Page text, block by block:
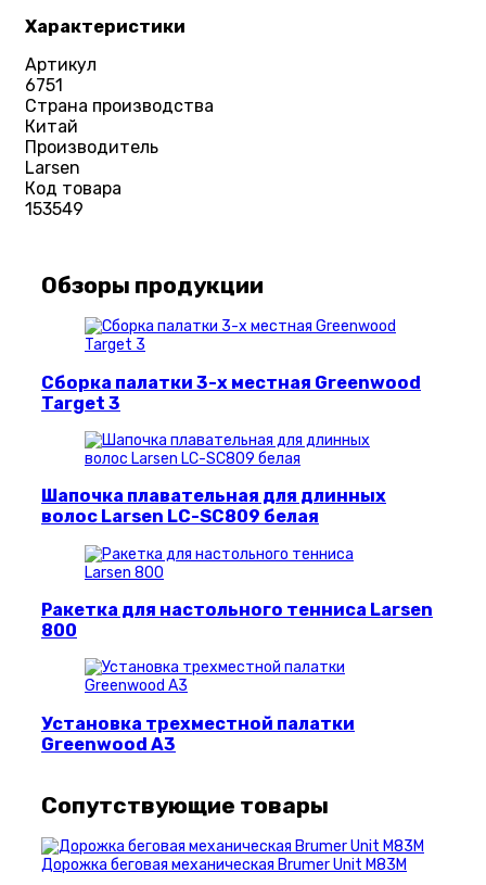
Характеристики
Артикул
6751
Страна производства
Китай
Производитель
Larsen
Код товара
153549
Обзоры продукции
Сборка палатки 3-х местная Greenwood
Target 3
Шапочка плавательная для длинных
волос Larsen LC-SC809 белая
Ракетка для настольного тенниса Larsen
800
Установка трехместной палатки
Greenwood A3
Сопутствующие товары
Дорожка беговая механическая Brumer Unit M83M